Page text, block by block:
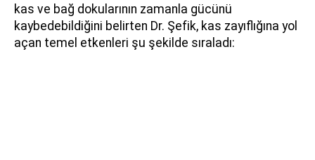
kas ve bağ dokularının zamanla gücünü
kaybedebildiğini belirten Dr. Şefik, kas zayıflığına yol
açan temel etkenleri şu şekilde sıraladı: